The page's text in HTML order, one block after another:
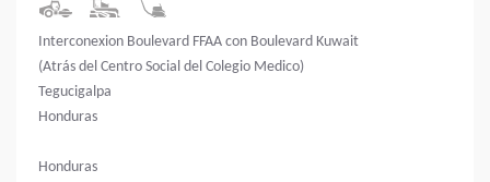
Interconexion Boulevard FFAA con Boulevard Kuwait
(Atrás del Centro Social del Colegio Medico)
Tegucigalpa
Honduras
Honduras